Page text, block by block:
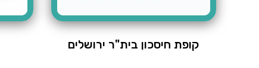
קופת חיסכון בית"ר ירושלים